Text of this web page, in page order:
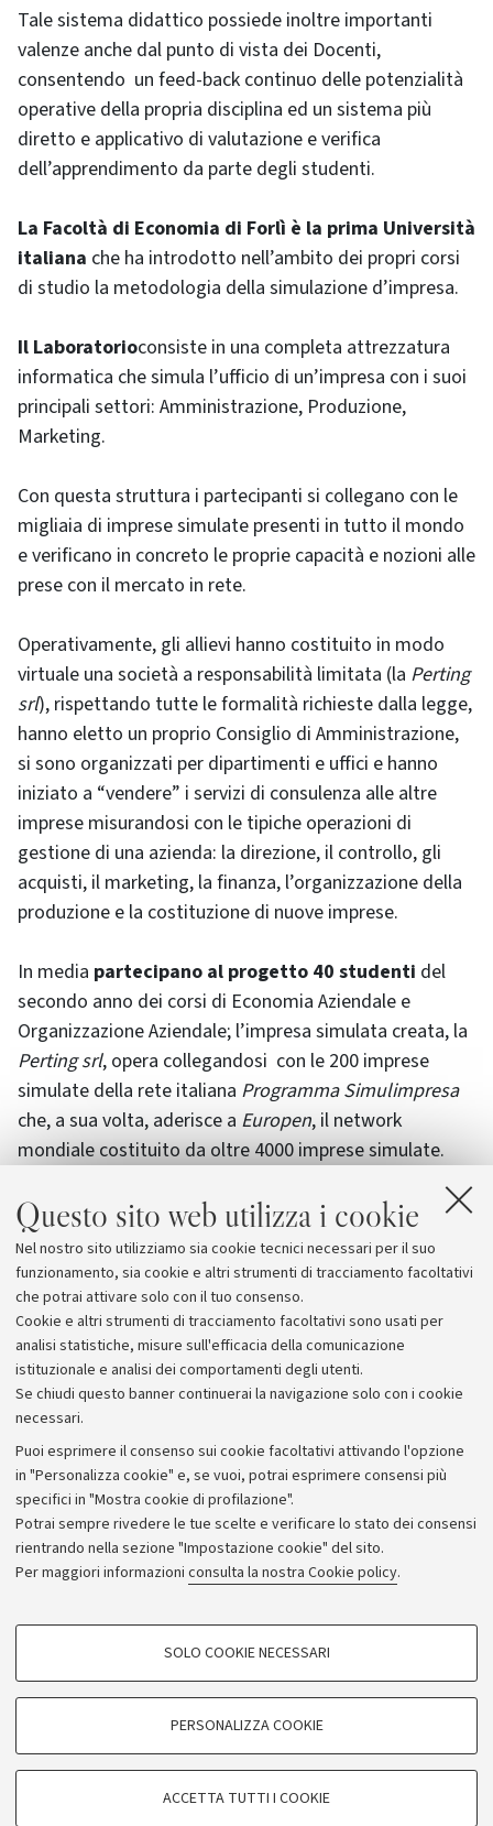
Questo sito web utilizza i cookie
Nel nostro sito utilizziamo sia cookie tecnici necessari per il suo
funzionamento, sia cookie e altri strumenti di tracciamento facoltativi
che potrai attivare solo con il tuo consenso.
Cookie e altri strumenti di tracciamento facoltativi sono usati per
analisi statistiche, misure sull'efficacia della comunicazione
istituzionale e analisi dei comportamenti degli utenti.
Se chiudi questo banner continuerai la navigazione solo con i cookie
necessari.
Puoi esprimere il consenso sui cookie facoltativi attivando l'opzione
in "Personalizza cookie" e, se vuoi, potrai esprimere consensi più
specifici in "Mostra cookie di profilazione".
Potrai sempre rivedere le tue scelte e verificare lo stato dei consensi
rientrando nella sezione "Impostazione cookie" del sito.
Per maggiori informazioni consulta la nostra Cookie policy.
COOKIE DI PROFILAZIONE - FACOLTATIVI
COOKIE TECNICI - NECESSARI
SOLO COOKIE NECESSARI
PERSONALIZZA COOKIE
ACCETTA TUTTI I COOKIE
Tale sistema didattico possiede inoltre importanti
valenze anche dal punto di vista dei Docenti,
consentendo un feed-back continuo delle potenzialità
operative della propria disciplina ed un sistema più
diretto e applicativo di valutazione e verifica
dell’apprendimento da parte degli studenti.
La Facoltà di Economia di Forlì è la prima Università
italiana che ha introdotto nell’ambito dei propri corsi
di studio la metodologia della simulazione d’impresa.
Il Laboratorioconsiste in una completa attrezzatura
informatica che simula l’ufficio di un’impresa con i suoi
principali settori: Amministrazione, Produzione,
Marketing.
Con questa struttura i partecipanti si collegano con le
migliaia di imprese simulate presenti in tutto il mondo
e verificano in concreto le proprie capacità e nozioni alle
prese con il mercato in rete.
Operativamente, gli allievi hanno costituito in modo
virtuale una società a responsabilità limitata (la Perting
srl), rispettando tutte le formalità richieste dalla legge,
hanno eletto un proprio Consiglio di Amministrazione,
si sono organizzati per dipartimenti e uffici e hanno
iniziato a “vendere” i servizi di consulenza alle altre
imprese misurandosi con le tipiche operazioni di
gestione di una azienda: la direzione, il controllo, gli
acquisti, il marketing, la finanza, l’organizzazione della
produzione e la costituzione di nuove imprese.
In media partecipano al progetto 40 studenti del
secondo anno dei corsi di Economia Aziendale e
Organizzazione Aziendale; l’impresa simulata creata, la
Perting srl, opera collegandosi con le 200 imprese
simulate della rete italiana Programma Simulimpresa
che, a sua volta, aderisce a Europen, il network
mondiale costituito da oltre 4000 imprese simulate.
Molto interessati e fortemente motivati gli studenti
coinvolti nel progetto, tanto che si è resa necessaria
una selezione delle richieste a far parte di questa
esperienza.
Archivio
Comunicati stampa
Redazione
Rassegna stampa
© Copyright 2026 - ALMA MATER STUDIORUM - Università di
Bologna - Via Zamboni, 33 - 40126 Bologna - PI: 01131710376 -
CF: 80007010376